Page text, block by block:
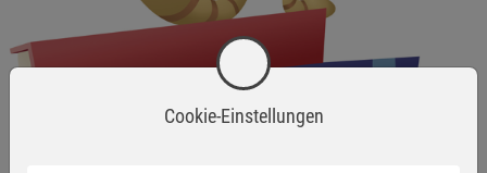
Cookie-Einstellungen